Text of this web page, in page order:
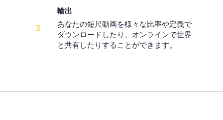
3
輸出
あなたの短尺動画を様々な比率や定義で
ダウンロードしたり、オンラインで世界
と共有したりすることができます。